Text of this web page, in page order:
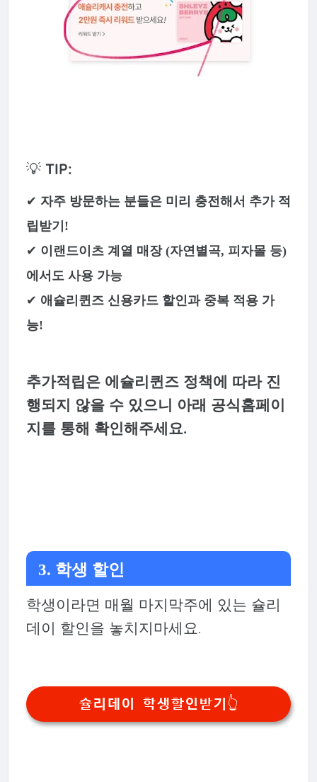
💡 TIP:
✔ 자주 방문하는 분들은 미리 충전해서 추가 적
립받기!
✔ 이랜드이츠 계열 매장 (자연별곡, 피자몰 등)
에서도 사용 가능
✔ 애슐리퀸즈 신용카드 할인과 중복 적용 가
능!
추가적립은 에슐리퀸즈 정책에 따라 진
행되지 않을 수 있으니 아래 공식홈페이
지를 통해 확인해주세요.
3. 학생 할인
학생이라면 매월 마지막주에 있는 슐리
데이 할인을 놓치지마세요.
슐리데이 학생할인받기👆